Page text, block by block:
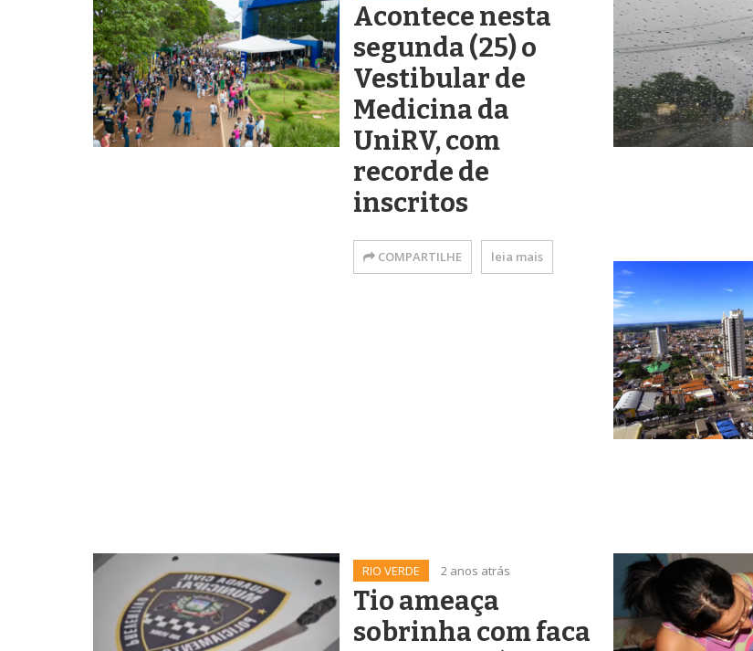
Acontece nesta
segunda (25) o
Vestibular de
Medicina da
UniRV, com
recorde de
inscritos
COMPARTILHE leia mais
RIO VERDE 2 anos atrás
Tio ameaça
sobrinha com faca